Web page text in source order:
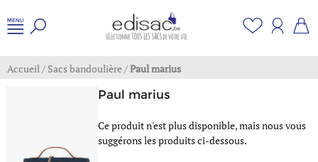
Accueil/ Sacs bandoulière/Paul marius
Paul marius
Ce produit n'est plus disponible, mais nous vous
suggérons les produits ci-dessous.